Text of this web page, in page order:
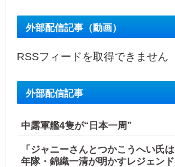
外部配信記事（動画）
RSSフィードを取得できません
外部配信記事
中露軍艦4隻が“日本一周”
「ジャニーさんとつかこうへい氏
年隊・錦織一清が明かすレジェン